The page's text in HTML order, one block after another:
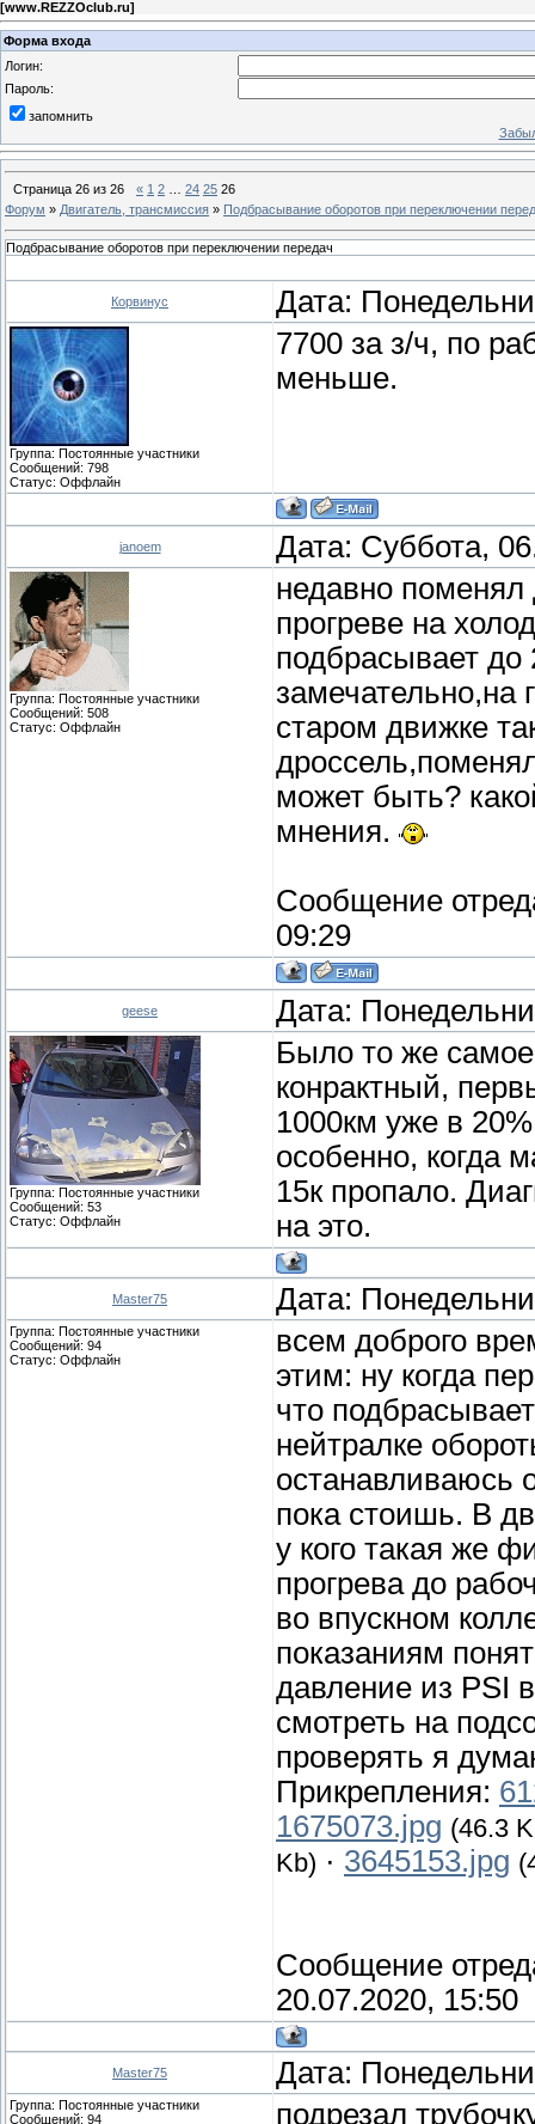
[www.REZZOclub.ru]
Форма входа
Логин:
Пароль:
запомнить
Страница 26 из 26 « 1 2 24 25 26
Форум » Двигатель, трансмиссия » Подбрасывание оборотов при переключении
Подбрасывание оборотов при переключении передач
Корвинус Дата:
Группа: Постоянные участники
Сообщений: 798
Статус: Оффлайн
7700 за з/ч, по
меньше.
janoem Дата: Суббота,
Группа: Постоянные участники
Сообщений: 508
Статус: Оффлайн
недавно поменял
прогреве на
подбрасывает до
замечательно,на
старом движке
может быть?
мнения.
Сообщение
09:29
geese Дата:
Группа: Постоянные участники
Сообщений: 53
Статус: Оффлайн
Было то же
конрактный,
1000км уже в
особенно, когда
15к пропало.
на это.
Master75 Дата:
Группа: Постоянные участники
Сообщений: 94
Статус: Оффлайн
всем доброго
этим: ну когда
что
нейтралке
останавливаюсь
пока стоишь. В
у кого такая же
прогрева до
во впускном
показаниям
давление из PSI
смотреть на
проверять я
Прикрепления:
1675073.jpg (46.3
Kb) · 3645153.jpg
Сообщение
20.07.2020, 15:50
Master75 Дата:
Группа: Постоянные участники
Сообщений: 94
подрезал